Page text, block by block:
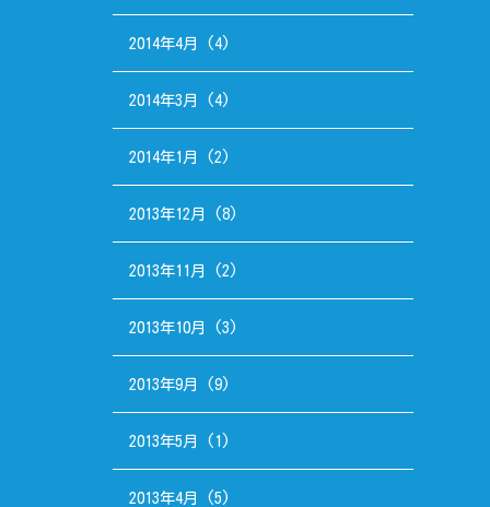
2014年4月 (4)
2014年3月 (4)
2014年1月 (2)
2013年12月 (8)
2013年11月 (2)
2013年10月 (3)
2013年9月 (9)
2013年5月 (1)
2013年4月 (5)